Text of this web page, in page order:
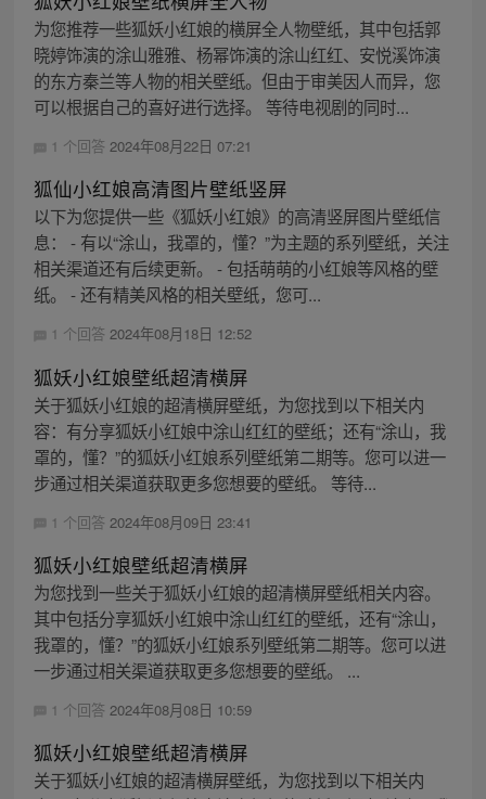
为您推荐一些狐妖小红娘的横屏全人物壁纸，其中包括郭
晓婷饰演的涂山雅雅、杨幂饰演的涂山红红、安悦溪饰演
的东方秦兰等人物的相关壁纸。但由于审美因人而异，您
可以根据自己的喜好进行选择。 等待电视剧的同时...
1 个回答 2024年08月22日 07:21
狐仙小红娘高清图片壁纸竖屏
以下为您提供一些《狐妖小红娘》的高清竖屏图片壁纸信
息： - 有以“涂山，我罩的，懂？”为主题的系列壁纸，关注
相关渠道还有后续更新。 - 包括萌萌的小红娘等风格的壁
纸。 - 还有精美风格的相关壁纸，您可...
1 个回答 2024年08月18日 12:52
狐妖小红娘壁纸超清横屏
关于狐妖小红娘的超清横屏壁纸，为您找到以下相关内
容：有分享狐妖小红娘中涂山红红的壁纸；还有“涂山，我
罩的，懂？”的狐妖小红娘系列壁纸第二期等。您可以进一
步通过相关渠道获取更多您想要的壁纸。 等待...
1 个回答 2024年08月09日 23:41
狐妖小红娘壁纸超清横屏
为您找到一些关于狐妖小红娘的超清横屏壁纸相关内容。
其中包括分享狐妖小红娘中涂山红红的壁纸，还有“涂山，
我罩的，懂？”的狐妖小红娘系列壁纸第二期等。您可以进
一步通过相关渠道获取更多您想要的壁纸。 ...
1 个回答 2024年08月08日 10:59
狐妖小红娘壁纸超清横屏
关于狐妖小红娘的超清横屏壁纸，为您找到以下相关内